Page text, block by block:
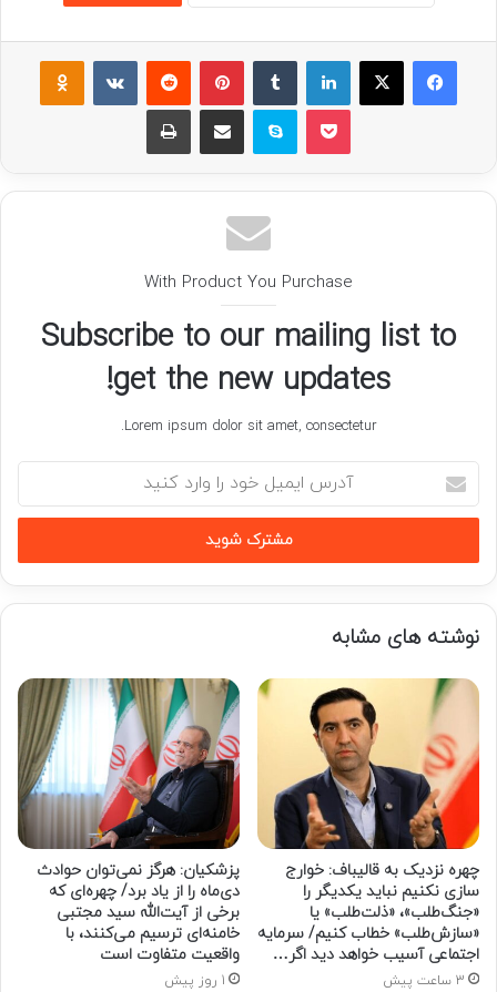
فیسبوکایکس لینکداینتامبلر پینتریستReddit
VKontakte
پاکت اسکایپ اشتراک گذاری با ایمیل چاپ
With Product You Purchase
Subscribe to our mailing list to
get the new updates!
Lorem ipsum dolor sit amet, consectetur.
آدرس
ایمیل
خود
وارد
کنید
نوشته های مشابه
چهره نزدیک به قالیباف: خوارج
سازی نکنیم نباید یکدیگر را
«جنگ‌طلب»، «ذلت‌طلب» یا
«سازش‌طلب» خطاب کنیم/ سرمایه
اجتماعی آسیب خواهد دید اگر…
3 ساعت پیش
پزشکیان: هرگز نمی‌توان حوادث
دی‌ماه را از یاد برد/ چهره‌ای که
برخی از آیت‌الله سید مجتبی
خامنه‌ای ترسیم می‌کنند، با
واقعیت متفاوت است
1 روز پیش